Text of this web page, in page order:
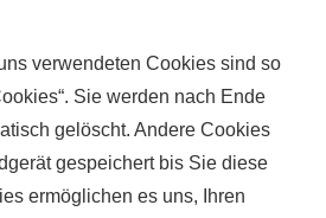
verwendeten Cookies sind so
Sie werden nach Ende
gelöscht. Andere Cookies
gespeichert bis Sie diese
ermöglichen es uns, Ihren